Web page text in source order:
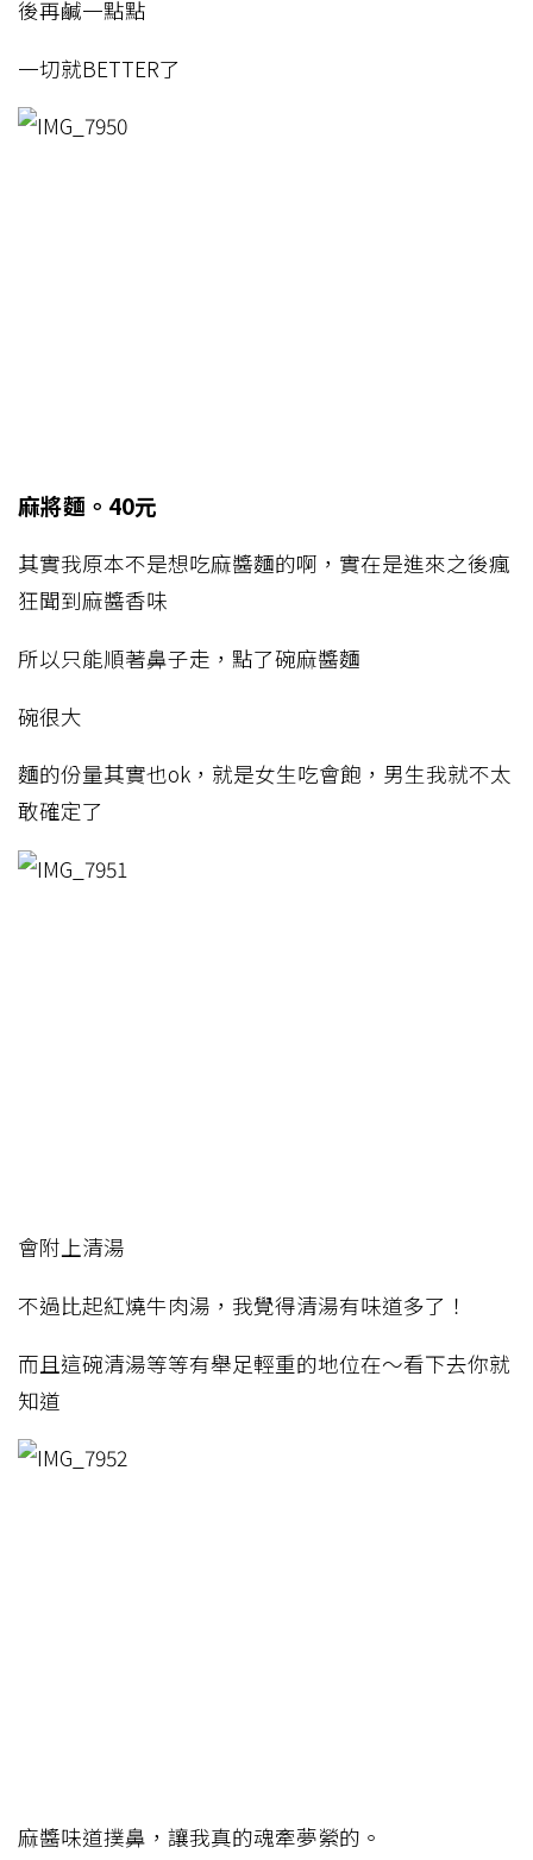
後再鹹一點點
一切就BETTER了
麻將麵。40元
其實我原本不是想吃麻醬麵的啊，實在是進來之後瘋
狂聞到麻醬香味
所以只能順著鼻子走，點了碗麻醬麵
碗很大
麵的份量其實也ok，就是女生吃會飽，男生我就不太
敢確定了
會附上清湯
不過比起紅燒牛肉湯，我覺得清湯有味道多了！
而且這碗清湯等等有舉足輕重的地位在～看下去你就
知道
麻醬味道撲鼻，讓我真的魂牽夢縈的。